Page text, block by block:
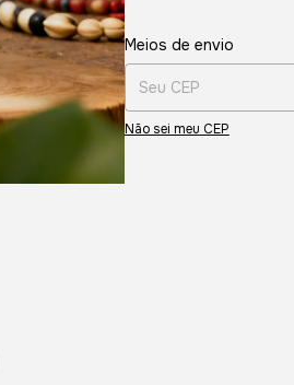
Entregas para o CEP:
Meios de envio
Não sei meu CEP